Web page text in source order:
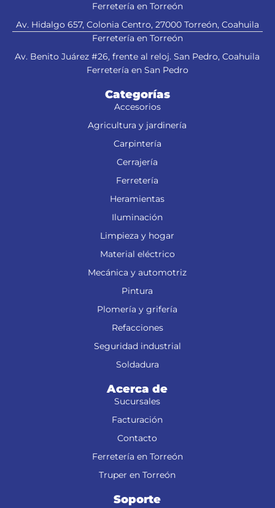
Ferretería en Torreón
Av. Hidalgo 657, Colonia Centro, 27000 Torreón, Coahuila
Ferretería en Torreón
Av. Benito Juárez #26, frente al reloj. San Pedro, Coahuila
Ferretería en San Pedro
Categorías
Accesorios
Agricultura y jardinería
Carpintería
Cerrajería
Ferretería
Heramientas
Iluminación
Limpieza y hogar
Material eléctrico
Mecánica y automotriz
Pintura
Plomería y grifería
Refacciones
Seguridad industrial
Soldadura
Acerca de
Sucursales
Facturación
Contacto
Ferretería en Torreón
Truper en Torreón
Soporte